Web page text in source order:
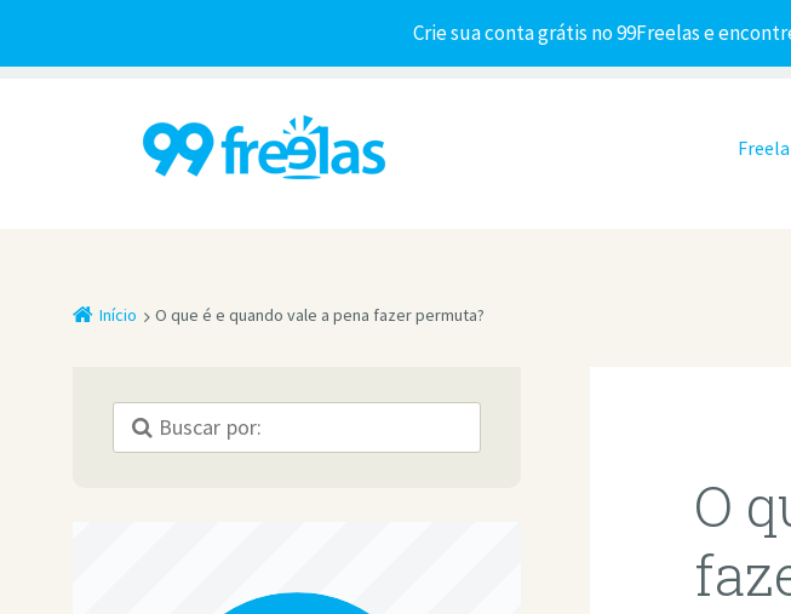
Crie sua conta grátis no 99Freelas e
Pular
Início O que é e quando vale a pena fazer permuta?
O